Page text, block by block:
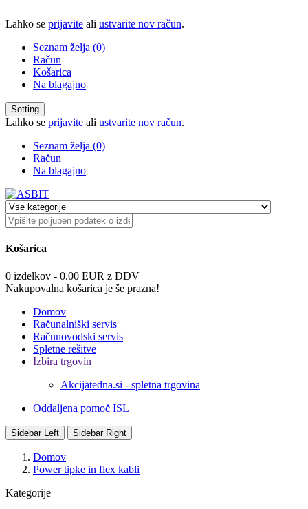
Lahko se prijavite ali ustvarite nov račun.
Seznam želja (0)
Račun
Košarica
Na blagajno
Setting
Lahko se prijavite ali ustvarite nov račun.
Seznam želja (0)
Račun
Na blagajno
Košarica
0 izdelkov - 0.00 EUR z DDV
Nakupovalna košarica je še prazna!
Domov
Računalniški servis
Računovodski servis
Spletne rešitve
Izbira trgovin
Akcijatedna.si - spletna trgovina
Oddaljena pomoč ISL
Sidebar Left Sidebar Right
Domov
Power tipke in flex kabli
Kategorije